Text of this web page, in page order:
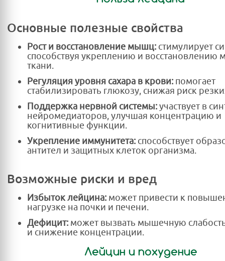
Основные полезные свойства
Рост и восстановление мышц: стимулирует
способствуя укреплению и
ткани.
Регуляция уровня сахара в крови: помогает
стабилизировать глюкозу, снижая риск
Поддержка нервной системы:участвует в
нейромедиаторов, улучшая концентрацию и
когнитивные функции.
Укрепление иммунитета: способствует
антител и защитных клеток организма.
Возможные риски и вред
Избыток лейцина: может привести к
нагрузке на почки и печени.
Дефицит: может вызвать мышечную
и снижение концентрации.
Лейцин и похудение